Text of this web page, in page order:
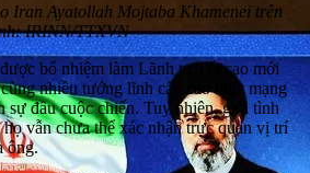
Iran Ayatollah Mojtaba Khamenei trên
IRINN/TTXVN
bổ nhiệm làm Lãnh tụ Tối cao mới
nhiều tướng lĩnh cấp cao thiệt mạng
sự đầu cuộc chiến. Tuy nhiên, giới tình
vẫn chưa thể xác nhận trực quan vị trí
ông.